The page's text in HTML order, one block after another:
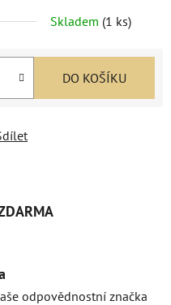
Skladem (1 ks)
DO KOŠÍKU
odpovědnostní značka